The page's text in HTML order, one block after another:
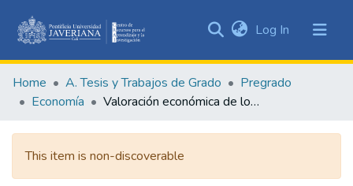
&
Collections
Statistics
Log In (current)
Home A. Tesis y Trabajos de Grado
Pregrado
Economía
Valoración económica de los servicios ecosistémicos del lago La Babilla
This item is non-discoverable